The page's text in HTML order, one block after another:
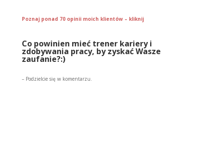
Poznaj ponad 70 opinii moich klientów – kliknij
Co powinien mieć trener kariery i
zdobywania pracy, by zyskać Wasze
zaufanie?:)
– Podzielcie się w komentarzu.